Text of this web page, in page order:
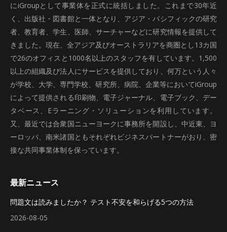
にiGroupとして事業体を正式に統括しました。これまで30年近
く、出版社・図書館と一体となり、アジア・パシフィックの研究
者、教育者、学生、医師、サーチャーなどに研究情報を提供して
きました。現在、全アジア及びオーストラリアを商圏とし13カ国
で26のオフィスと1000名以上のスタッフを有しています。1,500
以上の組織及び法人にサービスを提供しており、何万という人々
が学校、大学、専門学校、研究所、病院、企業等においてiGroup
によって提供される印刷物、電子ジャーナル、電子ブック、デー
タベース、Eラーニング・ソリューションを利用しています。
又、最近では合衆国ニューヨークに事務所を開設し、中近東、ヨ
ーロッパ、南米諸国ともそれぞれビジネスパートナーがおり、密
接な共同事業体制を保っています。
最新ニュース
問題文は読みましたか？ テスト不安を和らげる5つの方法
2026-08-05